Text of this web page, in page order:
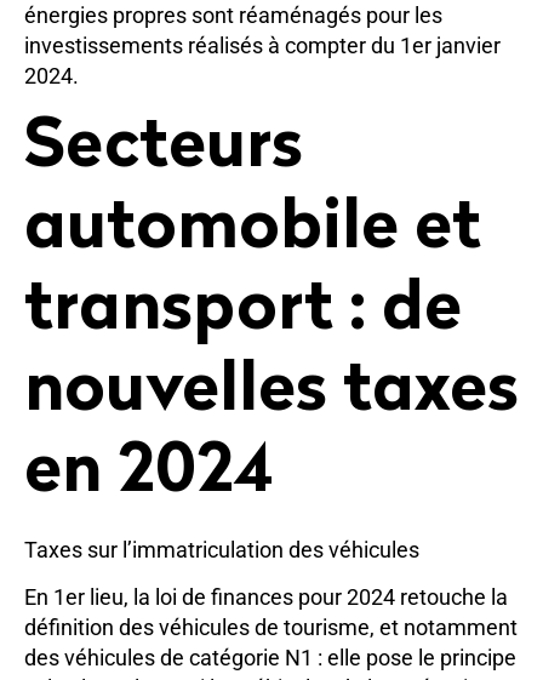
énergies propres sont réaménagés pour les
investissements réalisés à compter du 1er janvier
2024.
Secteurs
automobile et
transport : de
nouvelles taxes
en 2024
Taxes sur l’immatriculation des véhicules
En 1er lieu, la loi de finances pour 2024 retouche la
définition des véhicules de tourisme, et notamment
des véhicules de catégorie N1 : elle pose le principe